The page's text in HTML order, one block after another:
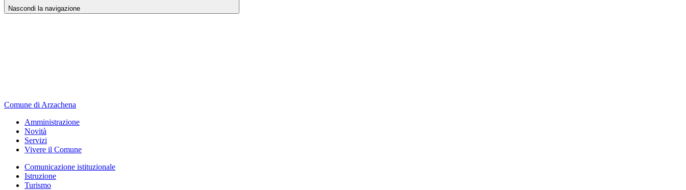
Nascondi la navigazione
Comune di Arzachena
Amministrazione
Novità
Servizi
Vivere il Comune
Comunicazione istituzionale
Istruzione
Turismo